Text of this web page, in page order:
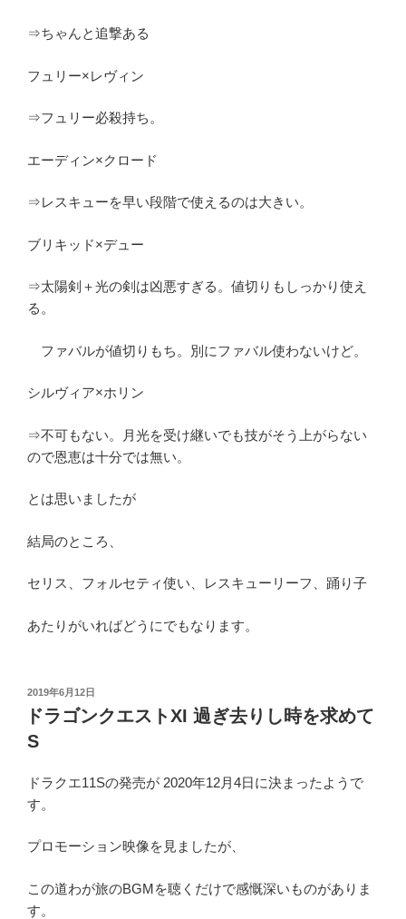
⇒ちゃんと追撃ある
フュリー×レヴィン
⇒フュリー必殺持ち。
エーディン×クロード
⇒レスキューを早い段階で使えるのは大きい。
ブリキッド×デュー
⇒太陽剣＋光の剣は凶悪すぎる。値切りもしっかり使え
る。
ファバルが値切りもち。別にファバル使わないけど。
シルヴィア×ホリン
⇒不可もない。月光を受け継いでも技がそう上がらない
ので恩恵は十分では無い。
とは思いましたが
結局のところ、
セリス、フォルセティ使い、レスキューリーフ、踊り子
あたりがいればどうにでもなります。
投
稿
日:
2019年6月12日
ドラゴンクエストXI 過ぎ去りし時を求めて
S
ドラクエ11Sの発売が 2020年12月4日に決まったようで
す。
プロモーション映像を見ましたが、
この道わが旅のBGMを聴くだけで感慨深いものがありま
す。